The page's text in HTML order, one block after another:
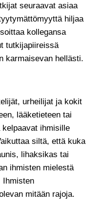
seuraavat asiaa
hiljaa
kollegansa
tutkijapiireissä
karmaisevan hellästi.
urheilijat ja kokit
lääketieteen tai
ihmisille
siltä, että kuka
lihaksikas tai
ihmisten mielestä
Ihmisten
mitään rajoja.